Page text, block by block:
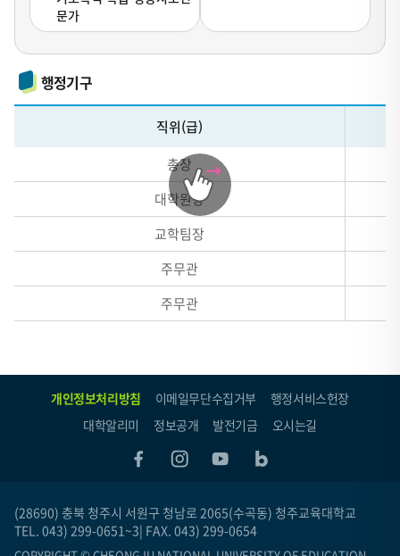
문가
행정기구
테
블
관
내
역
-
구
서
식,
직위(급)
총장
대학원장
교학팀장
주무관
주무관
개인정보처리방침 이메일무단수집거부
행정서비스헌장
대학알리미
정보공개 발전기금 오시는길
(28690) 충북 청주시 서원구 청남로 2065(수곡동) 청주교육대학교
TEL. 043) 299-0651~3| FAX. 043) 299-0654